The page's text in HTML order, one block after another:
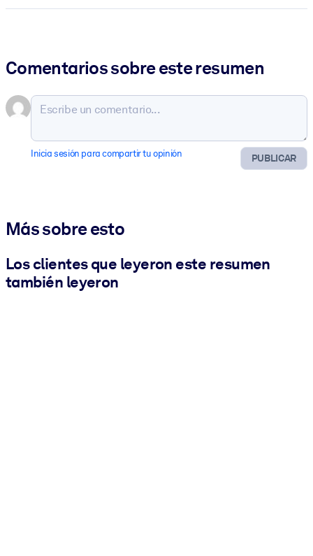
Comentarios sobre este resumen
PUBLICAR
Inicia sesión para compartir tu opinión
Más sobre esto
Los clientes que leyeron este resumen
también leyeron